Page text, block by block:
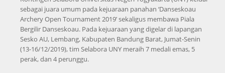
sebagai juara umum pada kejuaraan panahan ‘Danseskoau
Archery Open Tournament 2019’ sekaligus membawa Piala
Bergilir Danseskoau. Pada kejuaraan yang digelar di lapangan
Sesko AU, Lembang, Kabupaten Bandung Barat, Jumat-Senin
(13-16/12/2019), tim Selabora UNY meraih 7 medali emas, 5
perak, dan 4 perunggu.